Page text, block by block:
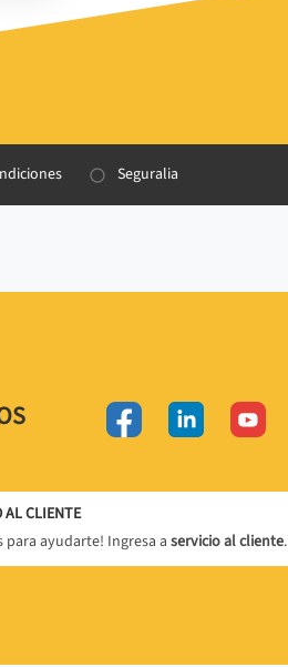
Seguralia
AL CLIENTE
para ayudarte! Ingresa a servicio al cliente.